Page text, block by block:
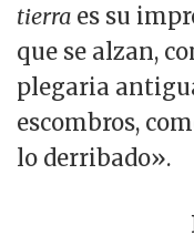
tierra es su
que se alzan,
plegaria
escombros,
lo derribado».